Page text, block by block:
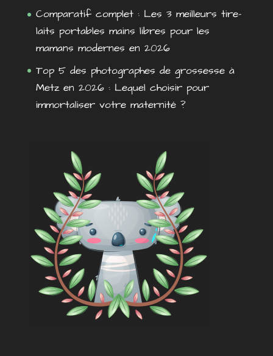
Comparatif complet : Les 3 meilleurs tire-
laits portables mains libres pour les
mamans modernes en 2026
Top 5 des photographes de grossesse à
Metz en 2026 : Lequel choisir pour
immortaliser votre maternité ?